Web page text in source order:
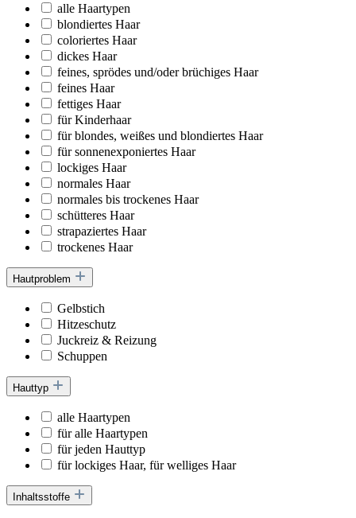
alle Haartypen
blondiertes Haar
coloriertes Haar
dickes Haar
feines, sprödes und/oder brüchiges Haar
feines Haar
fettiges Haar
für Kinderhaar
für blondes, weißes und blondiertes Haar
für sonnenexponiertes Haar
lockiges Haar
normales Haar
normales bis trockenes Haar
schütteres Haar
strapaziertes Haar
trockenes Haar
Hautproblem
Gelbstich
Hitzeschutz
Juckreiz & Reizung
Schuppen
Hauttyp
alle Haartypen
für alle Haartypen
für jeden Hauttyp
für lockiges Haar, für welliges Haar
Inhaltsstoffe